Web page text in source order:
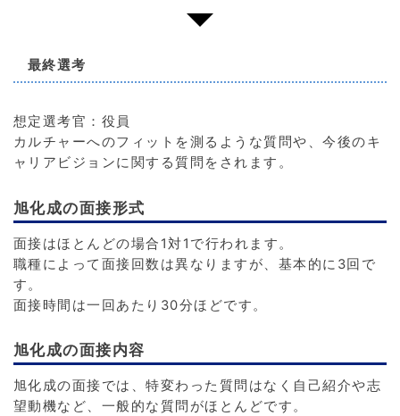
最終選考
想定選考官：役員
カルチャーへのフィットを測るような質問や、今後のキ
ャリアビジョンに関する質問をされます。
旭化成の面接形式
面接はほとんどの場合1対1で行われます。
職種によって面接回数は異なりますが、基本的に3回で
す。
面接時間は一回あたり30分ほどです。
旭化成の面接内容
旭化成の面接では、特変わった質問はなく自己紹介や志
望動機など、一般的な質問がほとんどです。